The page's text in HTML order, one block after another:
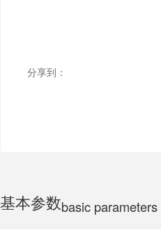
分享到：
基本参数basic parameters